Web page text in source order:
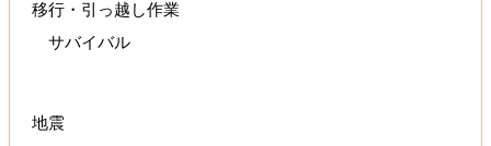
移行・引っ越し作業
サバイバル
地震